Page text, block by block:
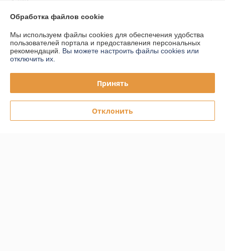
Контакты
Доставка и оплата
Полная версия сайта
Политика обработки cookies
Обработка файлов cookie
Мы используем файлы cookies для обеспечения удобства
пользователей портала и предоставления персональных
рекомендаций. Вы можете настроить файлы cookies или
отключить их.
Принять
Отклонить